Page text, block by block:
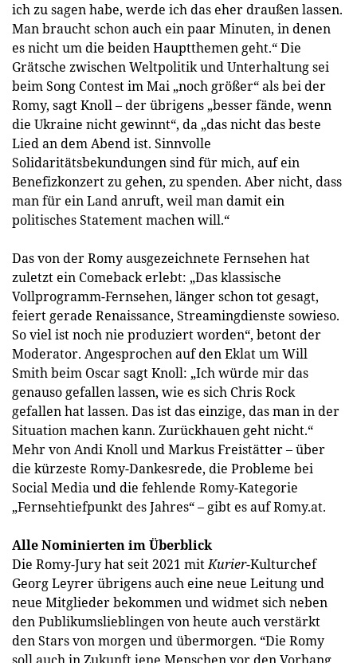
ich zu sagen habe, werde ich das eher draußen lassen.
Man braucht schon auch ein paar Minuten, in denen
es nicht um die beiden Hauptthemen geht.“ Die
Grätsche zwischen Weltpolitik und Unterhaltung sei
beim Song Contest im Mai „noch größer“ als bei der
Romy, sagt Knoll – der übrigens „besser fände, wenn
die Ukraine nicht gewinnt“, da „das nicht das beste
Lied an dem Abend ist. Sinnvolle
Solidaritätsbekundungen sind für mich, auf ein
Benefizkonzert zu gehen, zu spenden. Aber nicht, dass
man für ein Land anruft, weil man damit ein
politisches Statement machen will.“
Das von der Romy ausgezeichnete Fernsehen hat
zuletzt ein Comeback erlebt: „Das klassische
Vollprogramm-Fernsehen, länger schon tot gesagt,
feiert gerade Renaissance, Streamingdienste sowieso.
So viel ist noch nie produziert worden“, betont der
Moderator. Angesprochen auf den Eklat um Will
Smith beim Oscar sagt Knoll: „Ich würde mir das
genauso gefallen lassen, wie es sich Chris Rock
gefallen hat lassen. Das ist das einzige, das man in der
Situation machen kann. Zurückhauen geht nicht.“
Mehr von Andi Knoll und Markus Freistätter – über
die kürzeste Romy-Dankesrede, die Probleme bei
Social Media und die fehlende Romy-Kategorie
„Fernsehtiefpunkt des Jahres“ – gibt es auf Romy.at.
Alle Nominierten im Überblick
Die Romy-Jury hat seit 2021 mitKurier-Kulturchef
Georg Leyrer übrigens auch eine neue Leitung und
neue Mitglieder bekommen und widmet sich neben
den Publikumslieblingen von heute auch verstärkt
den Stars von morgen und übermorgen. “Die Romy